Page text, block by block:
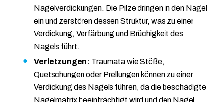
Nagelverdickungen. Die Pilze dringen in den Nagel
ein und zerstören dessen Struktur, was zu einer
Verdickung, Verfärbung und Brüchigkeit des
Nagels führt.
Verletzungen: Traumata wie Stöße,
Quetschungen oder Prellungen können zu einer
Verdickung des Nagels führen, da die beschädigte
Nagelmatrix beeinträchtigt wird und den Nagel